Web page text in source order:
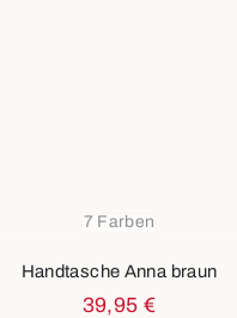
7 Farben
Handtasche Anna braun
39,95 €